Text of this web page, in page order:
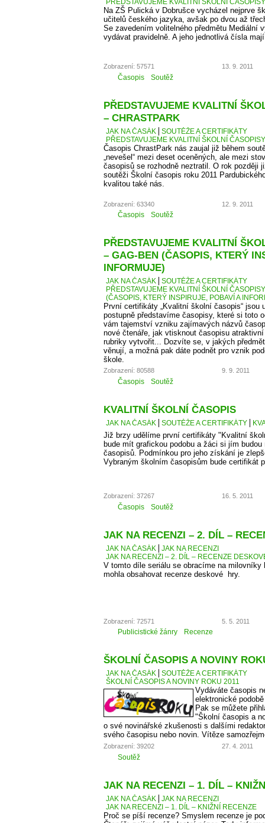
PŘEDSTAVUJEME KVALITNÍ ŠKOLNÍ
Na ZŠ Pulická v Dobrušce vycházel nejprve
učitelů českého jazyka, avšak po dvou až
Se zavedením volitelného předmětu Mediální
vydávat pravidelně. A jeho jednotlivá čísla
Zobrazení: 57571 13. 9. 2011
Časopis Soutěž
PŘEDSTAVUJEME KVALITNÍ
– CHRASTPARK
JAK NA ČASÁK
SOUTĚŽE A CERTIFIKÁTY
PŘEDSTAVUJEME KVALITNÍ ŠKOLNÍ
Časopis ChrastPark nás zaujal již během
„nevešel“ mezi deset oceněných, ale mezi
časopisů se rozhodně neztratil. O rok později
soutěži Školní časopis roku 2011
kvalitou také nás.
Zobrazení: 63340 12. 9. 2011
Časopis Soutěž
PŘEDSTAVUJEME KVALITNÍ
– GAG-BEN (ČASOPIS, KTERÝ
INFORMUJE)
JAK NA ČASÁK
SOUTĚŽE A CERTIFIKÁTY
PŘEDSTAVUJEME KVALITNÍ ŠKOLNÍ
(ČASOPIS, KTERÝ INSPIRUJE, POBAVÍ A
První certifikáty „Kvalitní školní časopis“ jsou
postupně představíme časopisy, které si toto
vám tajemství vzniku zajímavých názvů
nové čtenáře, jak vtisknout časopisu
rubriky vytvořit... Dozvíte se, v jakých
věnují, a možná pak dáte podnět pro vznik
škole.
Zobrazení: 80588 9. 9. 2011
Časopis Soutěž
KVALITNÍ ŠKOLNÍ ČASOPIS
JAK NA ČASÁK SOUTĚŽE A CERTIFIKÁTY
Již brzy udělíme první certifikáty "Kvalitní
bude mít grafickou podobu a žáci si jím
časopisů. Podmínkou pro jeho získání je
Vybraným školním časopisům bude certifikát
Zobrazení: 37267 16. 5. 2011
Časopis Soutěž
JAK NA RECENZI – 2. DÍL –
JAK NA ČASÁK
JAK NA RECENZI
JAK NA RECENZI – 2. DÍL – RECENZE
V tomto díle seriálu se obracíme na milovníky
mohla obsahovat recenze deskové hry.
Zobrazení: 72571 5. 5. 2011
Publicistické žánry Recenze
ŠKOLNÍ ČASOPIS A NOVINY
JAK NA ČASÁK
SOUTĚŽE A CERTIFIKÁTY
ŠKOLNÍ ČASOPIS A NOVINY ROKU 2011
Vydáváte časopis
elektronické
Pak se můžete
"Školní časopis a
o své novinářské zkušenosti s dalšími
svého časopisu nebo novin. Vítěze
Zobrazení: 39202 27. 4. 2011
Soutěž
JAK NA RECENZI – 1. DÍL –
JAK NA ČASÁK
JAK NA RECENZI
JAK NA RECENZI – 1. DÍL – KNIŽNÍ RECENZE
Proč se píší recenze? Smyslem recenze je